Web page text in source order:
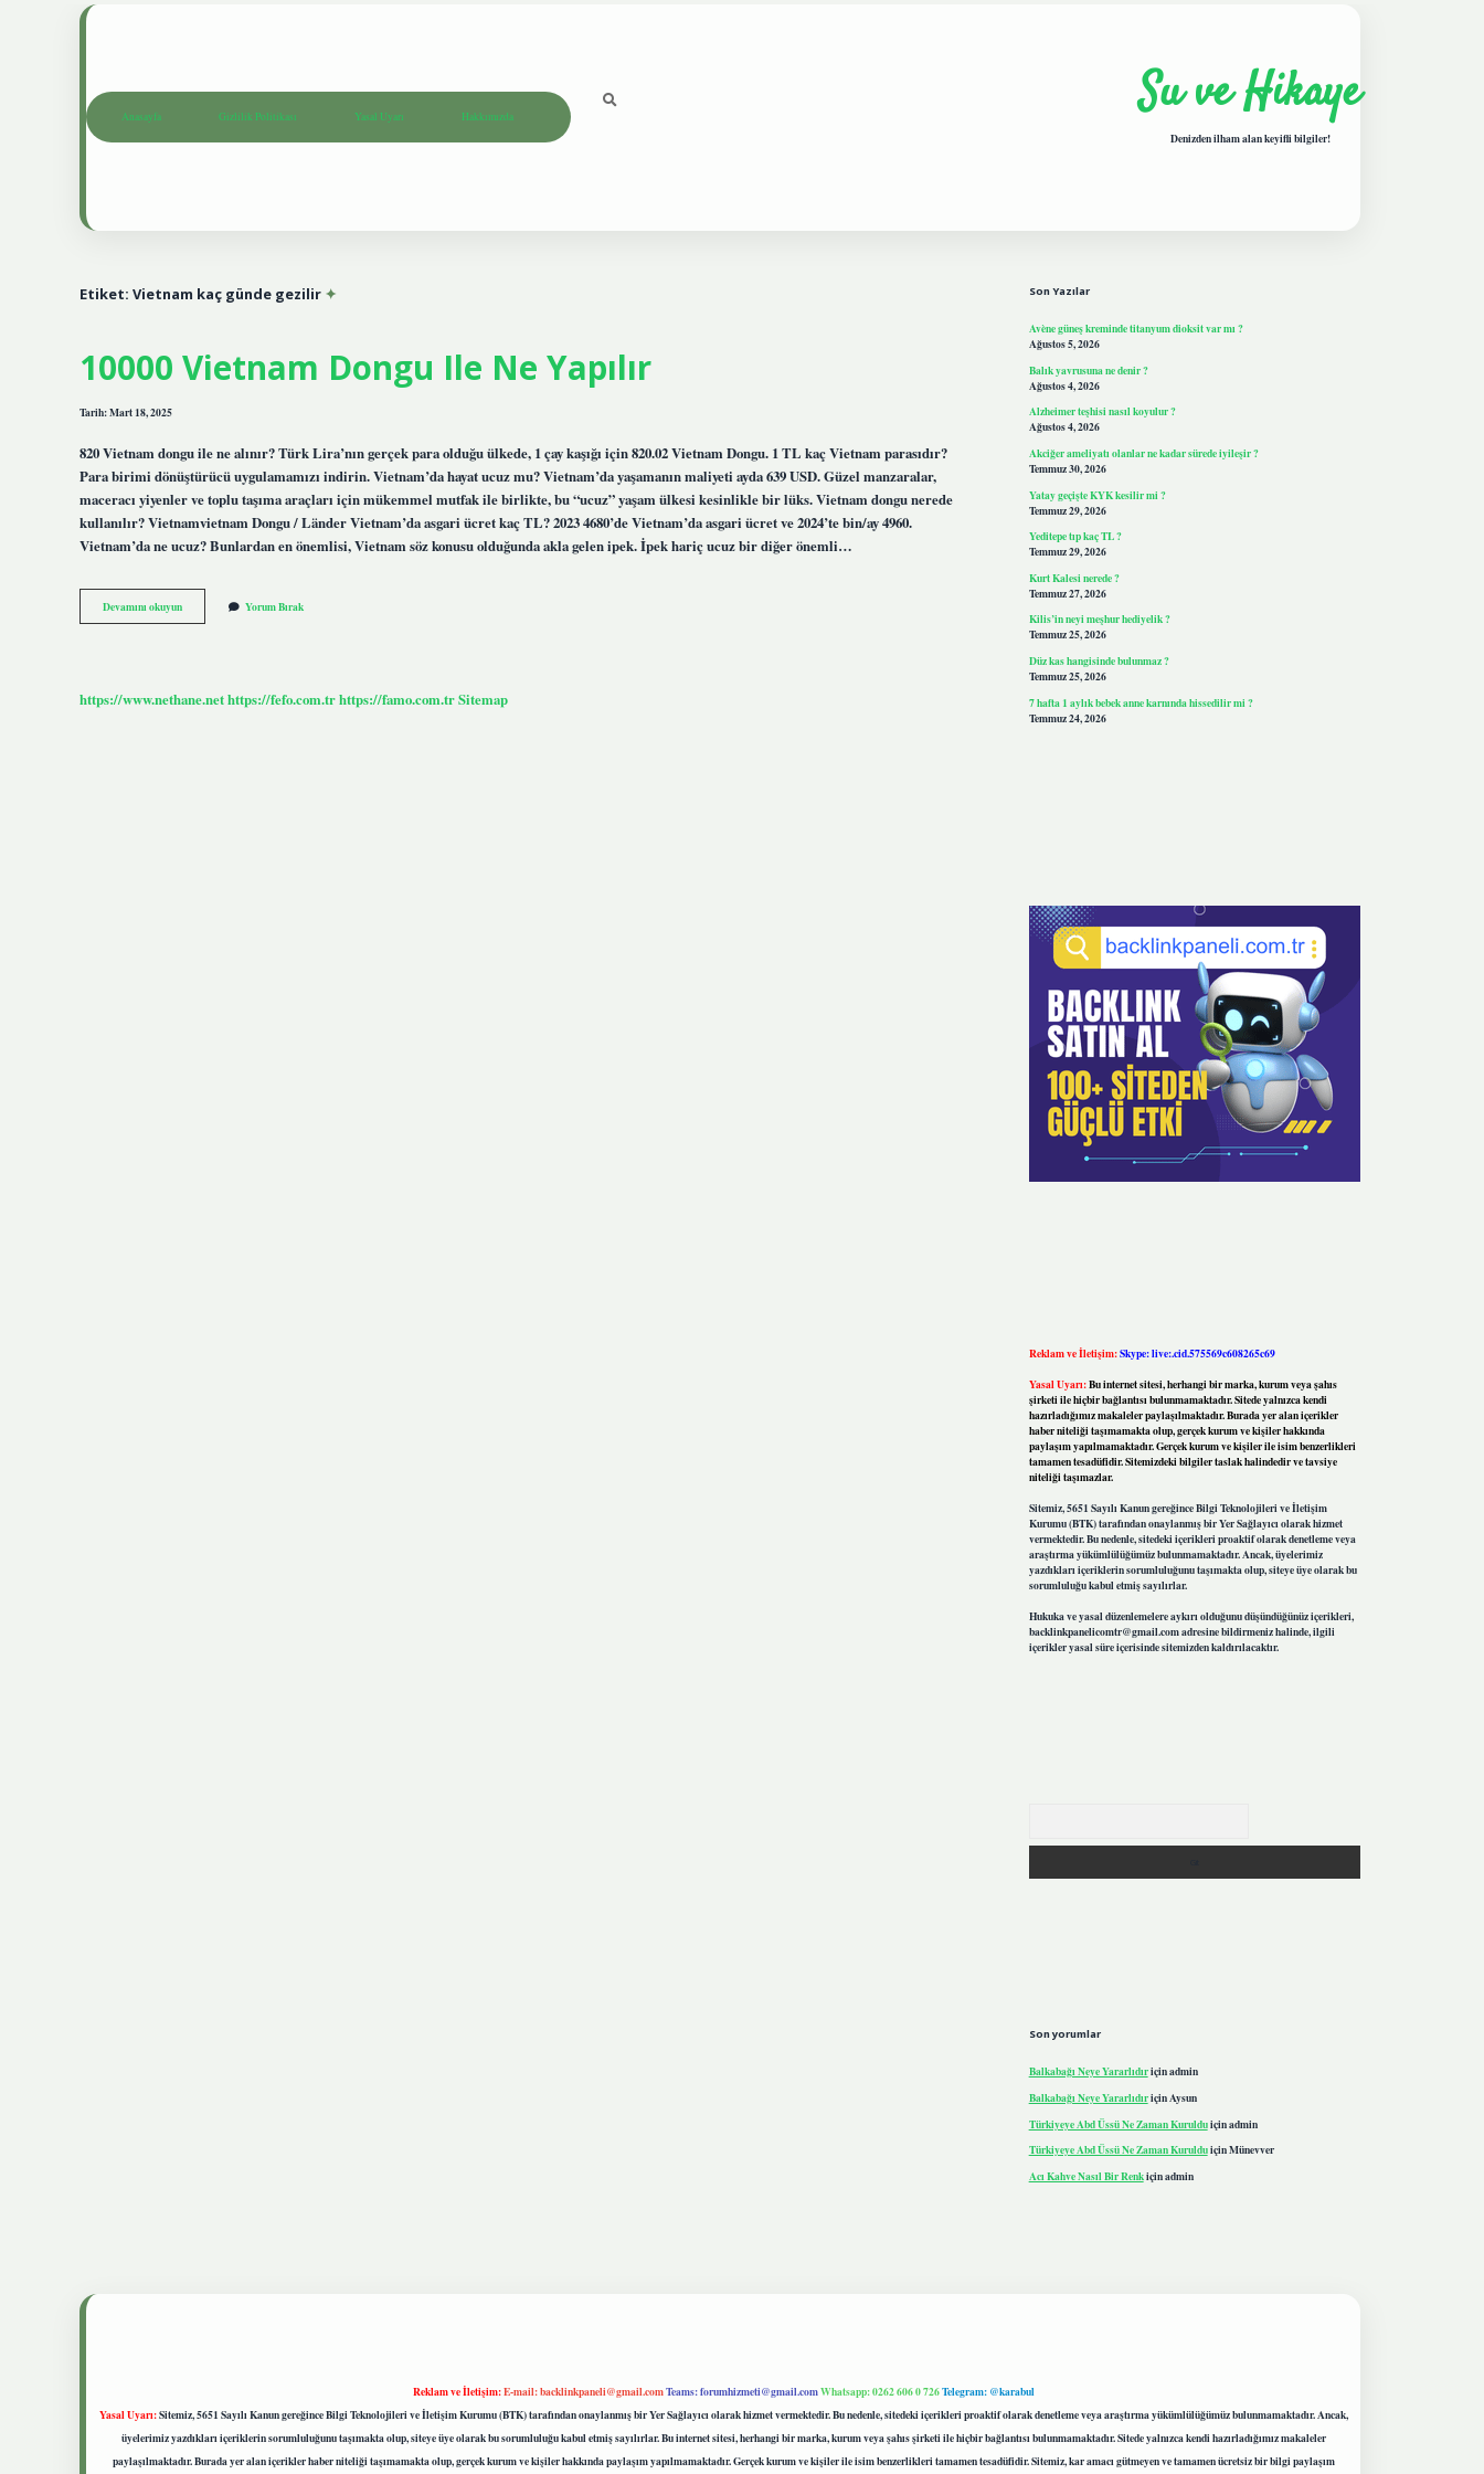
Anasayfa Gizlilik Politikası Yasal Uyarı Hakkımızda Su ve Hikaye
Denizden ilham alan keyifli bilgiler!
Etiket: Vietnam kaç günde gezilir
10000 Vietnam Dongu Ile Ne Yapılır
Tarih: Mart 18, 2025
820 Vietnam dongu ile ne alınır? Türk Lira’nın gerçek para olduğu ülkede, 1 çay kaşığı için 820.02 Vietnam Dongu. 1 TL kaç Vietnam parasıdır?
Para birimi dönüştürücü uygulamamızı indirin. Vietnam’da hayat ucuz mu? Vietnam’da yaşamanın maliyeti ayda 639 USD. Güzel manzaralar,
maceracı yiyenler ve toplu taşıma araçları için mükemmel mutfak ile birlikte, bu “ucuz” yaşam ülkesi kesinlikle bir lüks. Vietnam dongu nerede
kullanılır? Vietnamvietnam Dongu / Länder Vietnam’da asgari ücret kaç TL? 2023 4680’de Vietnam’da asgari ücret ve 2024’te bin/ay 4960.
Vietnam’da ne ucuz? Bunlardan en önemlisi, Vietnam söz konusu olduğunda akla gelen ipek. İpek hariç ucuz bir diğer önemli…
Devamını okuyun10000
Vietnam
Yorum Bırak
https://www.nethane.nethttps://fefo.com.trhttps://famo.com.trSitemap
Son Yazılar
Avène güneş kreminde titanyum dioksit var mı ?
Ağustos 5, 2026
Balık yavrusuna ne denir ?
Ağustos 4, 2026
Alzheimer teşhisi nasıl koyulur ?
Ağustos 4, 2026
Akciğer ameliyatı olanlar ne kadar sürede iyileşir ?
Temmuz 30, 2026
Yatay geçişte KYK kesilir mi ?
Temmuz 29, 2026
Yeditepe tıp kaç TL ?
Temmuz 29, 2026
Kurt Kalesi nerede ?
Temmuz 27, 2026
Kilis’in neyi meşhur hediyelik ?
Temmuz 25, 2026
Düz kas hangisinde bulunmaz ?
Temmuz 25, 2026
7 hafta 1 aylık bebek anne karnında hissedilir mi ?
Temmuz 24, 2026
Reklam ve İletişim:Skype: live:.cid.575569c608265c69
Yasal Uyarı:Bu internet sitesi, herhangi bir marka, kurum veya şahıs
şirketi ile hiçbir bağlantısı bulunmamaktadır. Sitede yalnızca kendi
hazırladığımız makaleler paylaşılmaktadır. Burada yer alan içerikler
haber niteliği taşımamakta olup, gerçek kurum ve kişiler hakkında
paylaşım yapılmamaktadır. Gerçek kurum ve kişiler ile isim benzerlikleri
tamamen tesadüfidir. Sitemizdeki bilgiler taslak halindedir ve tavsiye
niteliği taşımazlar.
Sitemiz, 5651 Sayılı Kanun gereğince Bilgi Teknolojileri ve İletişim
Kurumu (BTK) tarafından onaylanmış bir Yer Sağlayıcı olarak hizmet
vermektedir. Bu nedenle, sitedeki içerikleri proaktif olarak denetleme veya
araştırma yükümlülüğümüz bulunmamaktadır. Ancak, üyelerimiz
yazdıkları içeriklerin sorumluluğunu taşımakta olup, siteye üye olarak bu
sorumluluğu kabul etmiş sayılırlar.
Hukuka ve yasal düzenlemelere aykırı olduğunu düşündüğünüz içerikleri,
backlinkpanelicomtr@gmail.comadresine bildirmeniz halinde, ilgili
içerikler yasal süre içerisinde sitemizden kaldırılacaktır.
Son yorumlar
Balkabağı Neye Yararlıdıriçinadmin
Balkabağı Neye YararlıdıriçinAysun
Türkiyeye Abd Üssü Ne Zaman Kurulduiçinadmin
Türkiyeye Abd Üssü Ne Zaman KurulduiçinMünevver
Acı Kahve Nasıl Bir Renkiçinadmin
Reklam ve İletişim:E-mail:backlinkpaneli@gmail.comTeams:forumhizmeti@gmail.comWhatsapp: 0262 606 0 726Telegram: @karabul
Yasal Uyarı:Sitemiz, 5651 Sayılı Kanun gereğince Bilgi Teknolojileri ve İletişim Kurumu (BTK) tarafından onaylanmış bir Yer Sağlayıcı olarak hizmet vermektedir. Bu nedenle, sitedeki içerikleri proaktif olarak denetleme veya araştırma yükümlülüğümüz bulunmamaktadır. Ancak,
üyelerimiz yazdıkları içeriklerin sorumluluğunu taşımakta olup, siteye üye olarak bu sorumluluğu kabul etmiş sayılırlar. Bu internet sitesi, herhangi bir marka, kurum veya şahıs şirketi ile hiçbir bağlantısı bulunmamaktadır. Sitede yalnızca kendi hazırladığımız makaleler
paylaşılmaktadır. Burada yer alan içerikler haber niteliği taşımamakta olup, gerçek kurum ve kişiler hakkında paylaşım yapılmamaktadır. Gerçek kurum ve kişiler ile isim benzerlikleri tamamen tesadüfidir. Sitemiz, kar amacı gütmeyen ve tamamen ücretsiz bir bilgi paylaşım